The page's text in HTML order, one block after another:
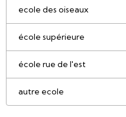
ecole des oiseaux
école supérieure
école rue de l'est
autre ecole